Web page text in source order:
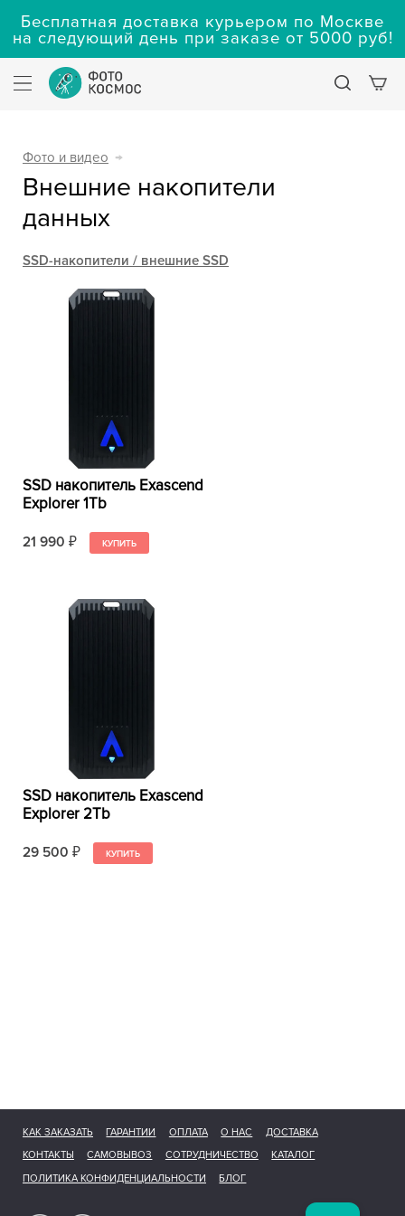
Бесплатная доставка курьером по Москве
на следующий день при заказе от 5000 руб!
Фото и видео →
Внешние накопители
данных
SSD-накопители / внешние SSD
SSD накопитель Exascend
Explorer 1Tb
21 990 ₽
SSD накопитель Exascend
Explorer 2Tb
29 500 ₽
КАК ЗАКАЗАТЬ ГАРАНТИИ ОПЛАТА О НАС
ДОСТАВКА
КОНТАКТЫ
САМОВЫВОЗ СОТРУДНИЧЕСТВО
КАТАЛОГ
ПОЛИТИКА КОНФИДЕНЦИАЛЬНОСТИ
БЛОГ